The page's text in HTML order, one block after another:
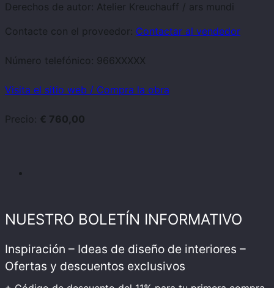
Derechos de autor: Atelier Kreuchauff / ars mundi
Contacte con el proveedor: Contactar al vendedor
Número telefónico: 966XXXXX
Visita el sitio web / Compra la obra
Precio: € 760,00
NUESTRO BOLETÍN INFORMATIVO
Inspiración – Ideas de diseño de interiores –
Ofertas y descuentos exclusivos